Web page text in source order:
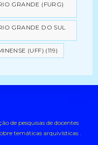
GRANDE (FURG)
GRANDE DO SUL
(UFF) (119)
de pesquisas de docentes
temáticas arquivísticas .